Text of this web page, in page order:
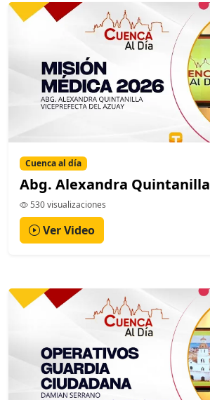
Cuenca al día
Abg. Alexandra Quintanilla
530 visualizaciones
Ver Video